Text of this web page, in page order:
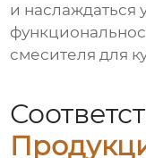
и наслаждаться
смесителя для